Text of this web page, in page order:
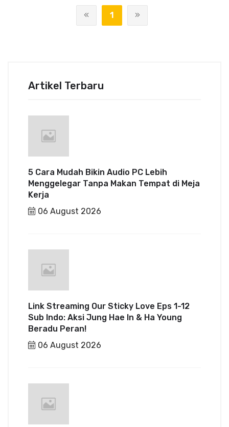
1
Artikel Terbaru
5 Cara Mudah Bikin Audio PC Lebih
Menggelegar Tanpa Makan Tempat di Meja
Kerja
06 August 2026
Link Streaming Our Sticky Love Eps 1-12
Sub Indo: Aksi Jung Hae In & Ha Young
Beradu Peran!
06 August 2026